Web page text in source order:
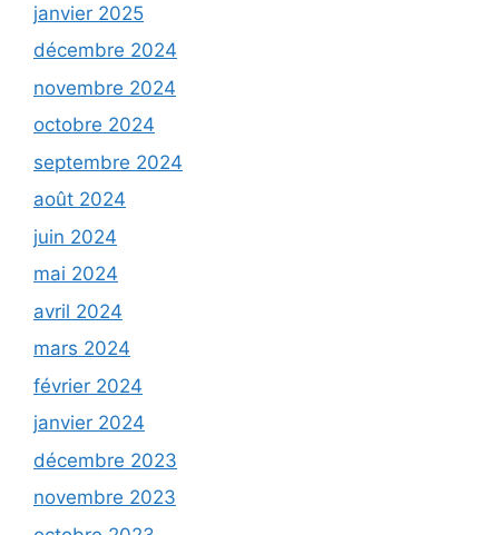
janvier 2025
décembre 2024
novembre 2024
octobre 2024
septembre 2024
août 2024
juin 2024
mai 2024
avril 2024
mars 2024
février 2024
janvier 2024
décembre 2023
novembre 2023